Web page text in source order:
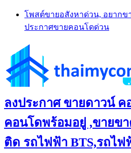
Skip
content
โพสต์ขายอสังหาด่วน, อยากข
ประกาศขายคอนโดด่วน
ลงประกาศ ขายดาวน์ ค
คอนโดพร้อมอยู่ ,ขายข
ติด รถไฟฟ้า BTS,รถไฟ